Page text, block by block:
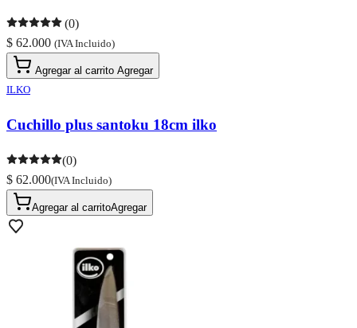
(0)
$ 62.000 (IVA Incluido)
Agregar al carrito Agregar
ILKO
Cuchillo plus santoku 18cm ilko
(0)
$ 62.000(IVA Incluido)
Agregar al carritoAgregar